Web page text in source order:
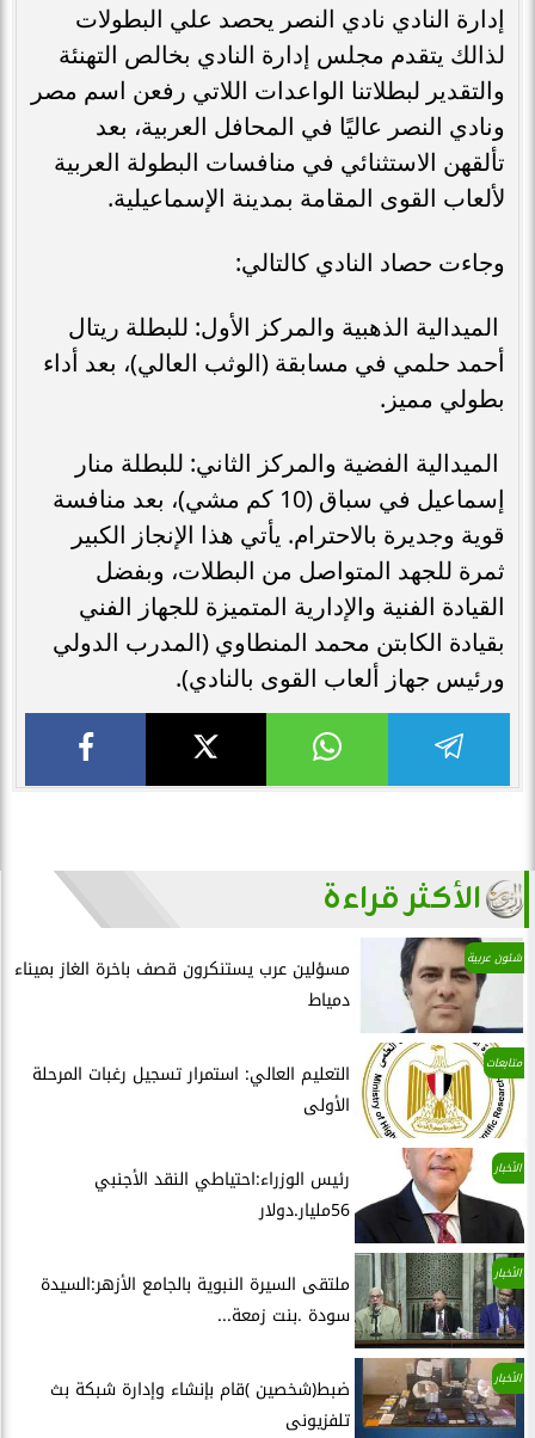
إدارة النادي نادي النصر يحصد علي البطولات
لذالك يتقدم مجلس إدارة النادي بخالص التهنئة
والتقدير لبطلاتنا الواعدات اللاتي رفعن اسم مصر
ونادي النصر عاليًا في المحافل العربية، بعد
تألقهن الاستثنائي في منافسات البطولة العربية
لألعاب القوى المقامة بمدينة الإسماعيلية.
وجاءت حصاد النادي كالتالي:
الميدالية الذهبية والمركز الأول: للبطلة ريتال
أحمد حلمي في مسابقة (الوثب العالي)، بعد أداء
بطولي مميز.
الميدالية الفضية والمركز الثاني: للبطلة منار
إسماعيل في سباق (10 كم مشي)، بعد منافسة
قوية وجديرة بالاحترام. يأتي هذا الإنجاز الكبير
ثمرة للجهد المتواصل من البطلات، وبفضل
القيادة الفنية والإدارية المتميزة للجهاز الفني
بقيادة الكابتن محمد المنطاوي (المدرب الدولي
ورئيس جهاز ألعاب القوى بالنادي).
الأكثر قراءة
شئون عربية
مسؤلين عرب يستنكرون قصف باخرة الغاز بميناء
دمياط
متابعات
التعليم العالي: استمرار تسجيل رغبات المرحلة
الأولى
الأخبار
رئيس الوزراء:احتياطي النقد الأجنبي
56مليار.دولار
الأخبار
ملتقى السيرة النبوية بالجامع الأزهر:السيدة
سودة .بنت زمعة...
الأخبار
ضبط(شخصين )قام بإنشاء وإدارة شبكة بث
تلفزيونى